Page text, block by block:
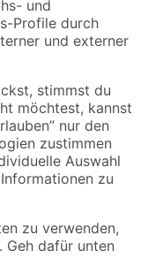
Angebote sind unter